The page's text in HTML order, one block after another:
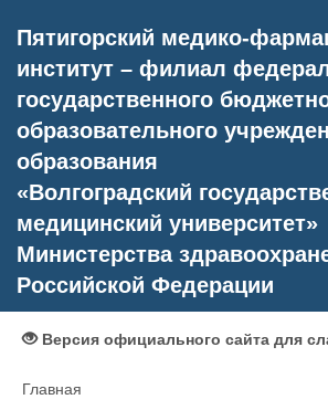
Пятигорский медико-
институт – филиал
государственного
образовательного
образования
«Волгоградский
медицинский университет»
Министерства
Российской Федерации
Версия официального сайта для
Главная